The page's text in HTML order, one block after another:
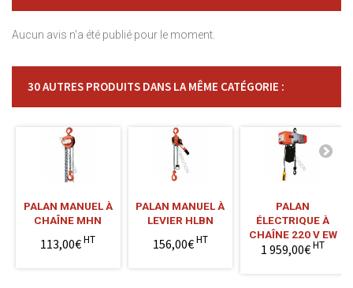
Aucun avis n'a été publié pour le moment.
30 AUTRES PRODUITS DANS LA MÊME CATÉGORIE :
PALAN MANUEL À
CHAÎNE MHN
113,00€HT
PALAN MANUEL À
LEVIER HLBN
156,00€HT
PALAN
ÉLECTRIQUE À
CHAÎNE 220 V EW
1 959,00€HT